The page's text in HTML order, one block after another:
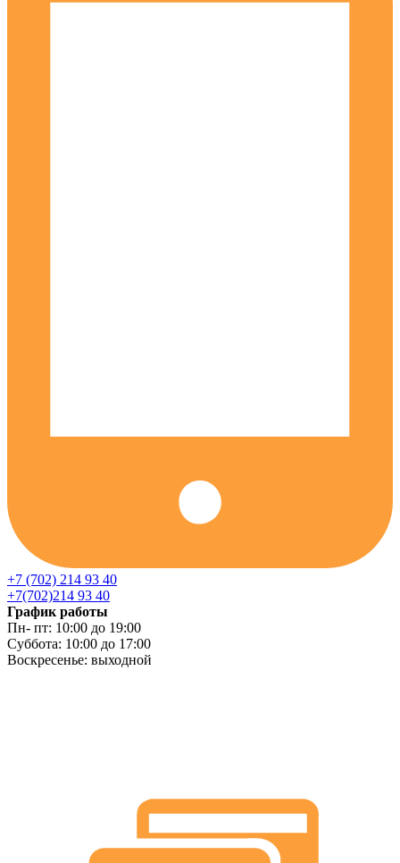
+7 (702) 214 93 40
+7(702)214 93 40
График работы
Пн- пт: 10:00 до 19:00
Суббота: 10:00 до 17:00
Воскресенье: выходной